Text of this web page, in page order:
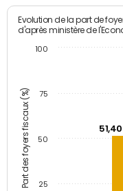
Part des foyers fiscaux (%)
Evolution de la part de
d'après ministère de
25
50
75
100